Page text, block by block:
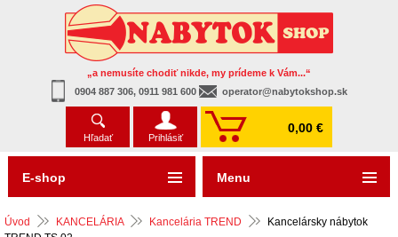
„a nemusíte chodiť nikde, my prídeme k Vám...“
0904 887 306, 0911 981 600
operator@nabytokshop.sk
Hľadať Prihlásiť
0,00 €
Úvod KANCELÁRIA Kancelária TREND
Kancelársky nábytok
E-shop Menu